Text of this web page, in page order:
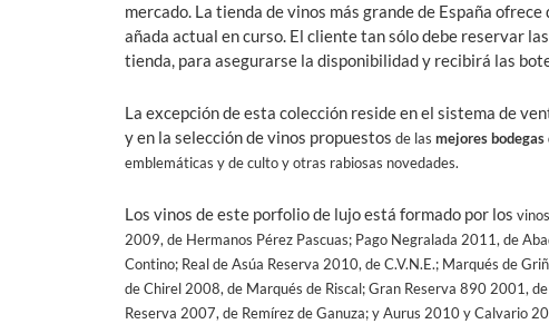
mercado. La tienda de vinos más grande de España
añada actual en curso. El cliente tan sólo debe reservar
tienda, para asegurarse la disponibilidad y recibirá las
La excepción de esta colección reside en el sistema de
y en la selección de vinos propuestos de las mejores bodegas
emblemáticas y de culto y otras rabiosas novedades.
Los vinos de este porfolio de lujo está formado por los
2009, de Hermanos Pérez Pascuas; Pago Negralada 2011, de
Contino; Real de Asúa Reserva 2010, de C.V.N.E.; Marqués de
de Chirel 2008, de Marqués de Riscal; Gran Reserva 890 2001,
Reserva 2007, de Remírez de Ganuza; y Aurus 2010 y Calvario